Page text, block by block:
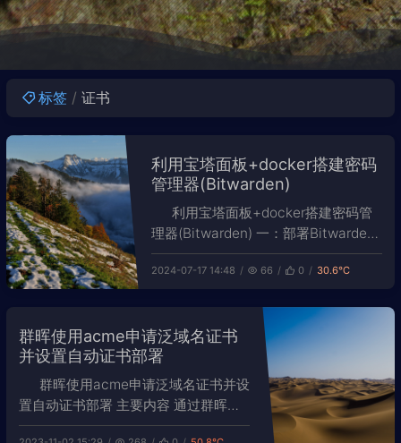
标签 证书
利用宝塔面板+docker搭建密码
管理器(Bitwarden)
利用宝塔面板+docker搭建密码管
理器(Bitwarden) 一：部署Bitwarden
方法1： docker run -d --name
bitwarden \ --restart
2024-07-17 14:48 66 0 30.6℃
群晖使用acme申请泛域名证书
并设置自动证书部署
群晖使用acme申请泛域名证书并设
置自动证书部署 主要内容 通过群晖
docker中的acme映像，实现自动证书